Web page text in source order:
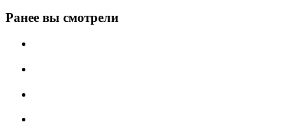
Ранее вы смотрели